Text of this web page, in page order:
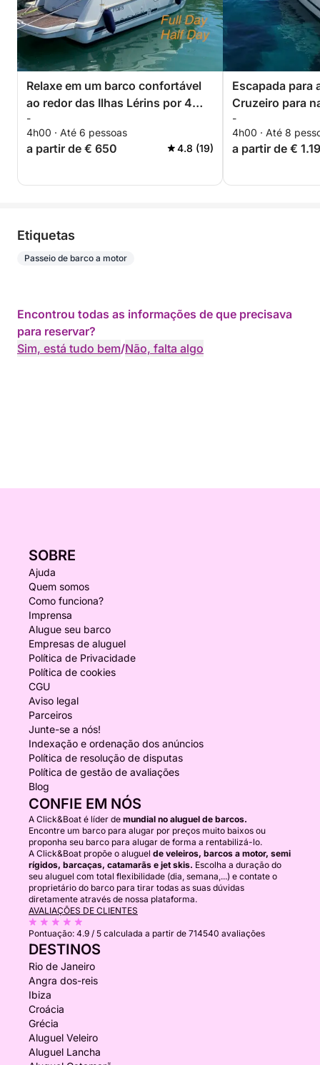
Relaxe em um barco confortável
ao redor das Ilhas Lérins por 4
horas. Desconto especial para
casais!
-
4h00 · Até 6 pessoas
a partir de € 650 4.8 (19)
Escapada para
Cruzeiro para
saindo de
-
4h00 · Até 8
a partir de €
Etiquetas
Passeio de barco a motor
Encontrou todas as informações de que precisava
para reservar?
Sim, está tudo bem/Não, falta algo
SOBRE
Ajuda
Quem somos
Como funciona?
Imprensa
Alugue seu barco
Empresas de aluguel
Política de Privacidade
Política de cookies
CGU
Aviso legal
Parceiros
Junte-se a nós!
Indexação e ordenação dos anúncios
Política de resolução de disputas
Política de gestão de avaliações
Blog
CONFIE EM NÓS
A Click&Boat é líder de mundial no aluguel de barcos.
Encontre um barco para alugar por preços muito baixos ou
proponha seu barco para alugar de forma a rentabilizá-lo.
A Click&Boat propõe o aluguel de veleiros, barcos a motor, semi
rígidos, barcaças, catamarãs e jet skis. Escolha a duração do
seu aluguel com total flexibilidade (dia, semana,...) e contate o
proprietário do barco para tirar todas as suas dúvidas
diretamente através de nossa plataforma.
AVALIAÇÕES DE CLIENTES
Pontuação: 4.9 / 5 calculada a partir de 714540 avaliações
DESTINOS
Rio de Janeiro
Angra dos-reis
Ibiza
Croácia
Grécia
Aluguel Veleiro
Aluguel Lancha